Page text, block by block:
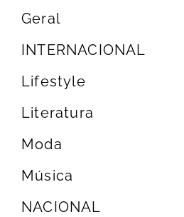
Geral
INTERNACIONAL
Lifestyle
Literatura
Moda
Música
NACIONAL